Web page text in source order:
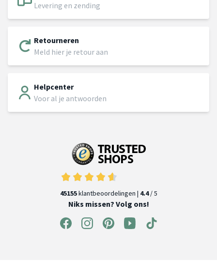
Levering en zending
Retourneren
Meld hier je retour aan
Helpcenter
Voor al je antwoorden
45155klantbeoordelingen | 4.4/ 5
Niks missen? Volg ons!